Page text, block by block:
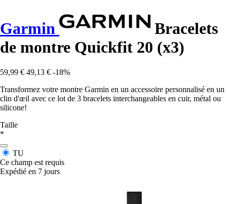
Garmin
Bracelets
de montre Quickfit 20 (x3)
59,99 € 49,13 € -18%
Transformez votre montre Garmin en un accessoire personnalisé en un
clin d'œil avec ce lot de 3 bracelets interchangeables en cuir, métal ou
silicone!
Taille
*
TU
Ce champ est requis
Expédié en 7 jours